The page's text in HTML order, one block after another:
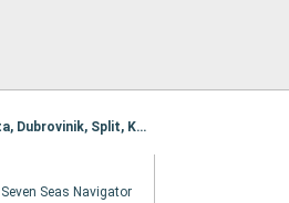
Itinerário : Barcelona, Florence/Pise (Livourne), Civitavecchia - Roma, Nápoles, La Valleta, Dubrovinik, Split, Koper, Fusina
Seven Seas Navigator